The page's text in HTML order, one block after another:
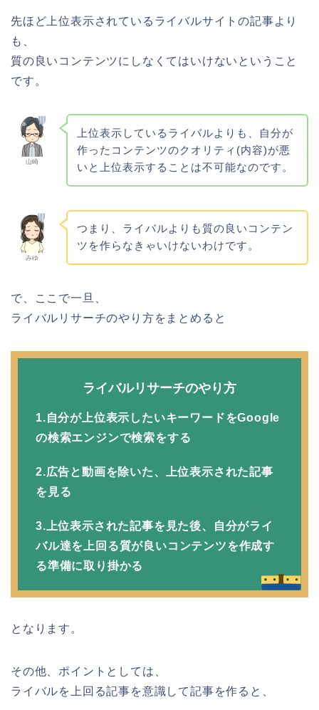
先ほど上位表示されているライバルサイトの記事より
も、
質の良いコンテンツにしなくてはいけないということ
です。
山崎
上位表示しているライバルよりも、自分が
作ったコンテンツのクオリティ(内容)が悪
いと上位表示することは不可能なのです。
みゆ
つまり、ライバルよりも質の良いコンテン
ツを作らなきゃいけないわけです。
で、ここで一旦、
ライバルリサーチのやり方をまとめると
ライバルリサーチのやり方
1.自分が上位表示したいキーワードをGoogle
の検索エンジンで検索をする
2.広告と動画を除いた、上位表示された記事
を見る
3.上位表示された記事を見た後、自分がライ
バル達を上回る質が良いコンテンツを作成す
る準備に取り掛かる
となります。
その他、ポイントとしては、
ライバルを上回る記事を意識して記事を作ると、